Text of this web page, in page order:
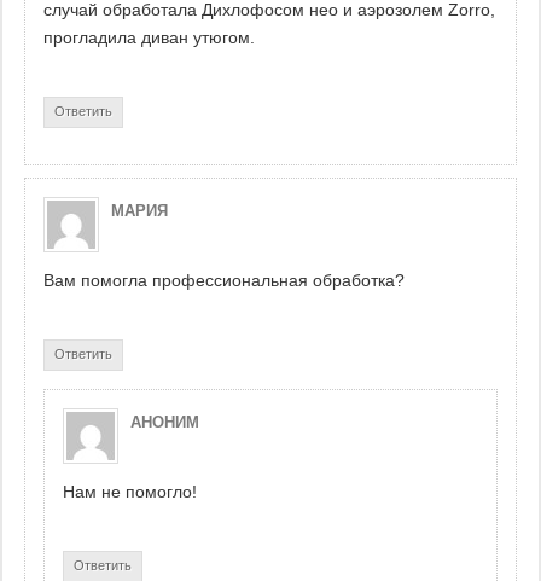
случай обработала Дихлофосом нео и аэрозолем Zorro,
прогладила диван утюгом.
Ответить
МАРИЯ
Вам помогла профессиональная обработка?
Ответить
АНОНИМ
Нам не помогло!
Ответить